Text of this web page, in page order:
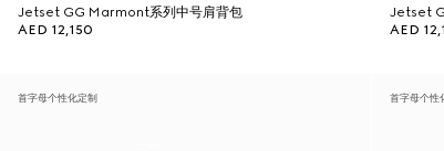
Jetset GG Marmont系列中号肩背包
AED 12,150
Jetset
AED
首字母个性化定制 首字母个性